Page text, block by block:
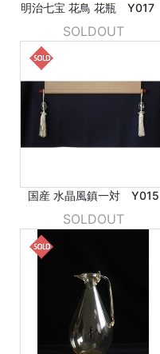
明治七宝 花鳥 花瓶 Y017
SOLDOUT
国産 水晶風鎮一対 Y015
SOLDOUT